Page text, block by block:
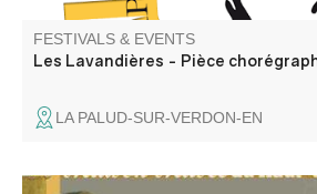
FESTIVALS & EVENTS
Les Lavandières - Pièce
LA PALUD-SUR-VERDON-EN